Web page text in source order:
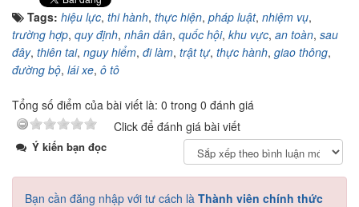
Tags: hiệu lực, thi hành, thực hiện, pháp luật, nhiệm vụ,
trường hợp, quy định, nhân dân, quốc hội, khu vực, an toàn, sau
đây, thiên tai, nguy hiểm, đi làm, trật tự, thực hành, giao thông,
đường bộ, lái xe, ô tô
Tổng số điểm của bài viết là: 0 trong 0 đánh giá
Click để đánh giá bài viết
Ý kiến bạn đọc
Bạn cần đăng nhập với tư cách là Thành viên chính thức